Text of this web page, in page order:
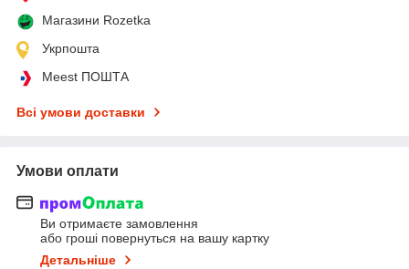
Магазини Rozetka
Укрпошта
Meest ПОШТА
Всі умови доставки
Умови оплати
Ви отримаєте замовлення
або гроші повернуться на вашу картку
Детальніше